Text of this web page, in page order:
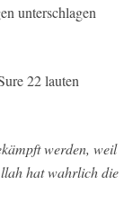
unterschlagen
22 lauten
werden, weil
hat wahrlich die